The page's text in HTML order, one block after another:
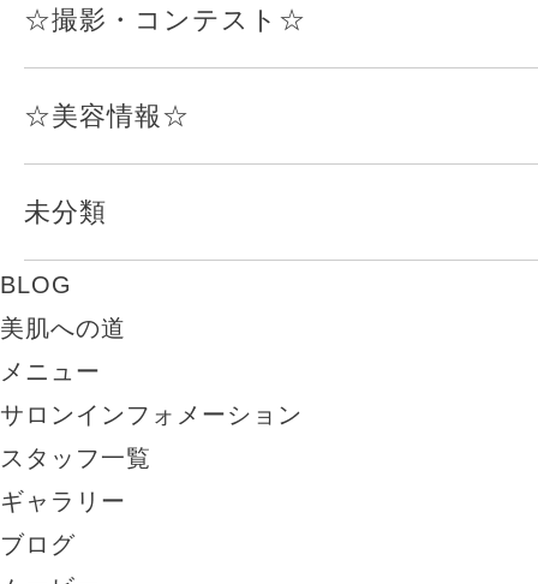
☆撮影・コンテスト☆
☆美容情報☆
未分類
BLOG
美肌への道
メニュー
サロンインフォメーション
スタッフ一覧
ギャラリー
ブログ